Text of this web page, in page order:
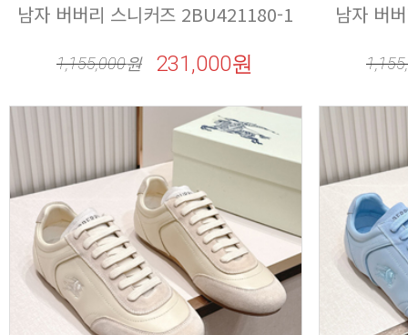
남자 버버리 스니커즈 2BU421180-1
1,155,000원 231,000원
남자 버